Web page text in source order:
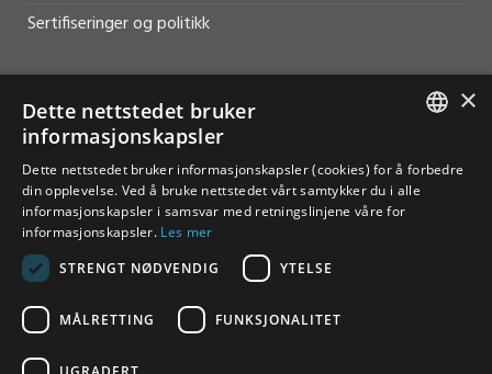
Sertifiseringer og politikk
HJELP OG SUPPORT
Salg
Kontakt
ENGLISH
×
Dette nettstedet bruker
informasjonskapsler
Dette nettstedet bruker informasjonskapsler (cookies) for å forbedre
din opplevelse. Ved å bruke nettstedet vårt samtykker du i alle
informasjonskapsler i samsvar med retningslinjene våre for
informasjonskapsler. Les mer
STRENGT NØDVENDIG
YTELSE
MÅLRETTING FUNKSJONALITET